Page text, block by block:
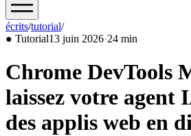
écrits/tutorial/2026/06
● Tutorial13 juin 2026·24 min
Chrome DevTools
laissez votre agent
des applis web en